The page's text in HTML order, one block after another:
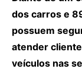
dos carros e
possuem
atender
veículos nas